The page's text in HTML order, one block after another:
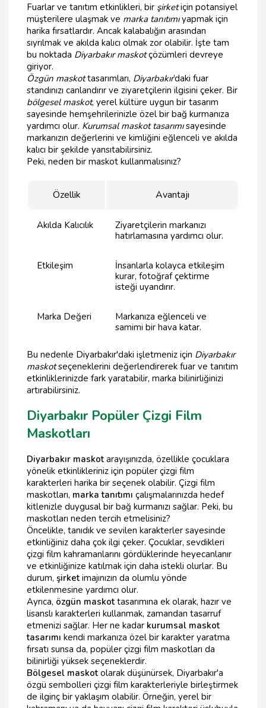
Fuarlar ve tanıtım etkinlikleri, bir şirketiçin potansiyel
müşterilere ulaşmak ve marka tanıtımıyapmak için
harika fırsatlardır. Ancak kalabalığın arasından
sıyrılmak ve akılda kalıcı olmak zor olabilir. İşte tam
bu noktada Diyarbakır maskotçözümleri devreye
giriyor.
Özgün maskottasarımları, Diyarbakır’daki fuar
standınızı canlandırır ve ziyaretçilerin ilgisini çeker. Bir
bölgesel maskot, yerel kültüre uygun bir tasarım
sayesinde hemşehrilerinizle özel bir bağ kurmanıza
yardımcı olur. Kurumsal maskot tasarımısayesinde
markanızın değerlerini ve kimliğini eğlenceli ve akılda
kalıcı bir şekilde yansıtabilirsiniz.
Peki, neden bir maskot kullanmalısınız?
Özellik Avantajı
Akılda Kalıcılık
Ziyaretçilerin markanızı
hatırlamasına yardımcı olur.
Etkileşim
İnsanlarla kolayca etkileşim
kurar, fotoğraf çektirme
isteği uyandırır.
Marka Değeri
Markanıza eğlenceli ve
samimi bir hava katar.
Bu nedenle Diyarbakır'daki işletmeniz için Diyarbakır
maskotseçeneklerini değerlendirerek fuar ve tanıtım
etkinliklerinizde fark yaratabilir, marka bilinirliğinizi
artırabilirsiniz.
Diyarbakır Popüler Çizgi Film
Maskotları
Diyarbakır maskot arayışınızda, özellikle çocuklara
yönelik etkinlikleriniz için popüler çizgi film
karakterleri harika bir seçenek olabilir. Çizgi film
maskotları, marka tanıtımı çalışmalarınızda hedef
kitlenizle duygusal bir bağ kurmanızı sağlar. Peki, bu
maskotları neden tercih etmelisiniz?
Öncelikle, tanıdık ve sevilen karakterler sayesinde
etkinliğiniz daha çok ilgi çeker. Çocuklar, sevdikleri
çizgi film kahramanlarını gördüklerinde heyecanlanır
ve etkinliğinize katılmak için daha istekli olurlar. Bu
durum, şirket imajınızın da olumlu yönde
etkilenmesine yardımcı olur.
Ayrıca, özgün maskot tasarımına ek olarak, hazır ve
lisanslı karakterleri kullanmak, zamandan tasarruf
etmenizi sağlar. Her ne kadar kurumsal maskot
tasarımı kendi markanıza özel bir karakter yaratma
fırsatı sunsa da, popüler çizgi film maskotları da
bilinirliği yüksek seçeneklerdir.
Bölgesel maskot olarak düşünürsek, Diyarbakır'a
özgü sembolleri çizgi film karakterleriyle birleştirmek
de ilginç bir yaklaşım olabilir. Örneğin, yerel bir